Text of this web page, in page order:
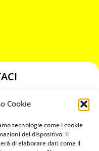
Cookie
tecnologie come i cookie
del dispositivo. Il
di elaborare dati come il